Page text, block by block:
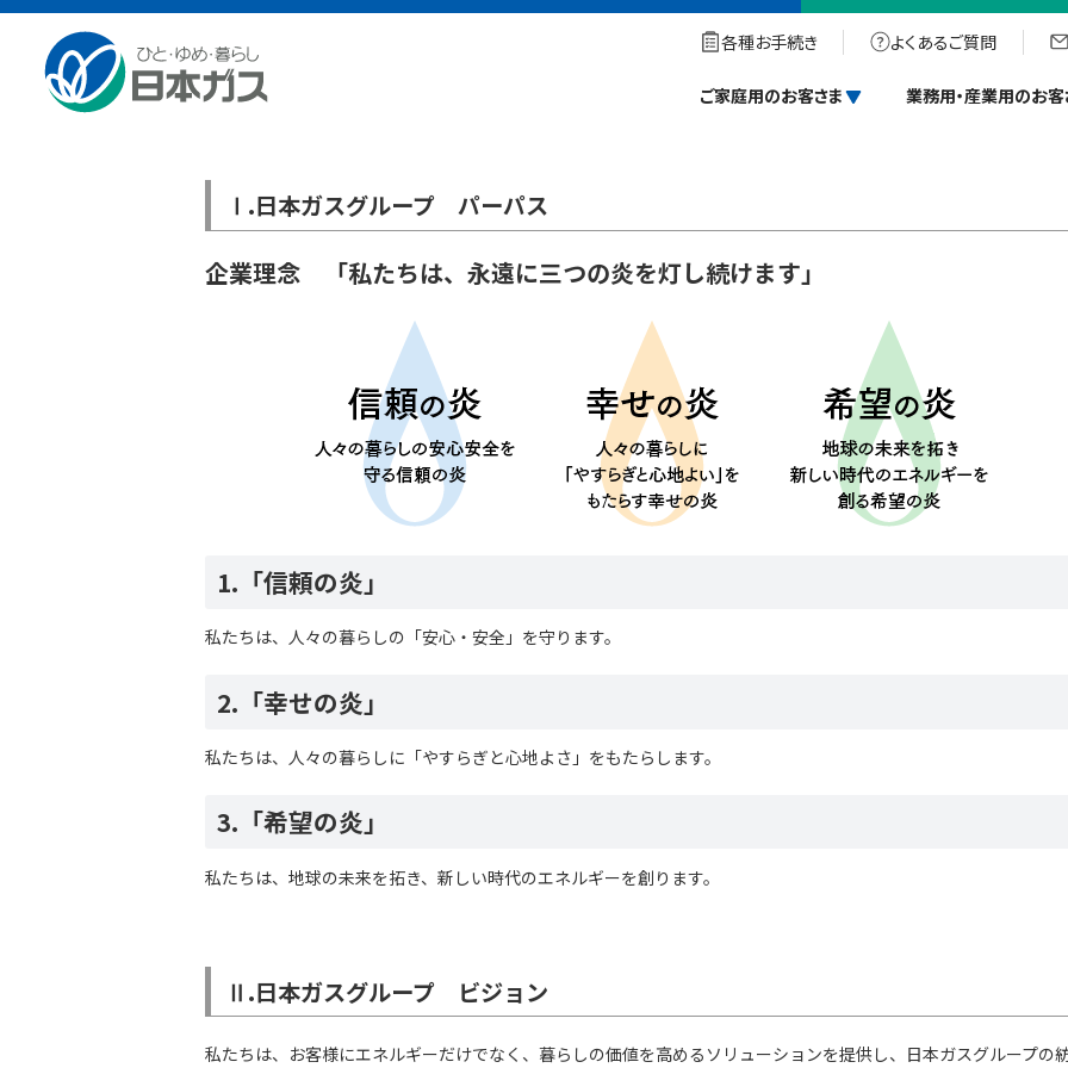
各種お手続き よくあるご質問
ご家庭用のお客さま 業務用・産業用のお客
企業理念
Ⅰ.日本ガスグループ パーパス
企業理念 「私たちは、永遠に三つの炎を灯し続けます」
1.「信頼の炎」
私たちは、人々の暮らしの「安心・安全」を守ります。
2.「幸せの炎」
私たちは、人々の暮らしに「やすらぎと心地よさ」をもたらします。
3.「希望の炎」
私たちは、地球の未来を拓き、新しい時代のエネルギーを創ります。
Ⅱ.日本ガスグループ ビジョン
私たちは、お客様にエネルギーだけでなく、暮らしの価値を高めるソリューションを提供し、日本ガスグループの